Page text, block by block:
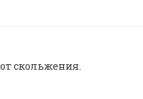
скольжения.